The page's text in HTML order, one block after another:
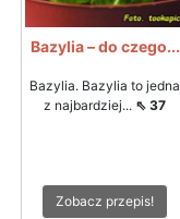
Bazylia – do czego...
Bazylia. Bazylia to jedna
z najbardziej... ⇖ 37
Zobacz przepis!